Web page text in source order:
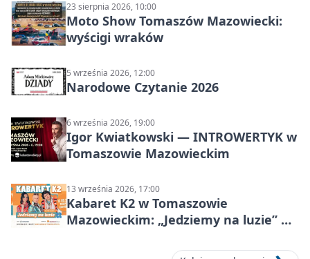
23 sierpnia 2026, 10:00
Moto Show Tomaszów Mazowiecki:
wyścigi wraków
5 września 2026, 12:00
Narodowe Czytanie 2026
6 września 2026, 19:00
Igor Kwiatkowski — INTROWERTYK w
Tomaszowie Mazowieckim
13 września 2026, 17:00
Kabaret K2 w Tomaszowie
Mazowieckim: „Jedziemy na luzie” w